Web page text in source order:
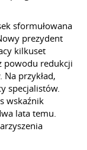
sformułowana
prezydent
kilkuset
powodu redukcji
przykład,
specjalistów.
wskaźnik
lata temu.